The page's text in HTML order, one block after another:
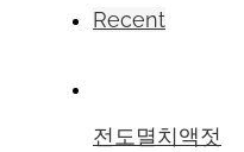
Recent
전도멸치액젓